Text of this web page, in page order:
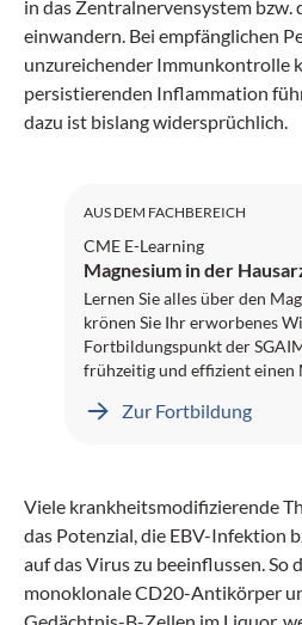
in das Zentralnervensystem bzw.
einwandern. Bei empfänglichen
unzureichender Immunkontrolle
persistierenden Inflammation
dazu ist bislang widersprüchlich.
AUS DEM FACHBEREICH
CME E-Learning
Magnesium in der
Lernen Sie alles über den
krönen Sie Ihr erworbenes
Fortbildungspunkt der
frühzeitig und effizient einen
Vorgehen empfehlen die
Dieses E-Learning-Projekt
Dr. Klaus Kisters, Herne,
wünschen Ihnen viel Erfolg!
Zur Fortbildung
Viele krankheitsmodifizierende
das Potenzial, die EBV-Infektion
auf das Virus zu beeinflussen. So
monoklonale CD20-Antikörper
Gedächtnis-B-Zellen im Liquor,